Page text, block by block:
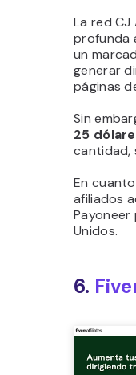
La red
profunda
un
generar
páginas
Sin
25
cantidad,
En
afiliados
Unidos.
6.